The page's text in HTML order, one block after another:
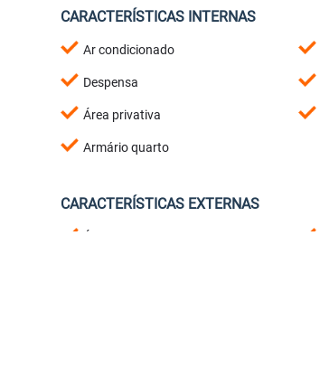
CARACTERÍSTICAS INTERNAS
Ar condicionado
Despensa
Área privativa
Armário quarto
CARACTERÍSTICAS EXTERNAS